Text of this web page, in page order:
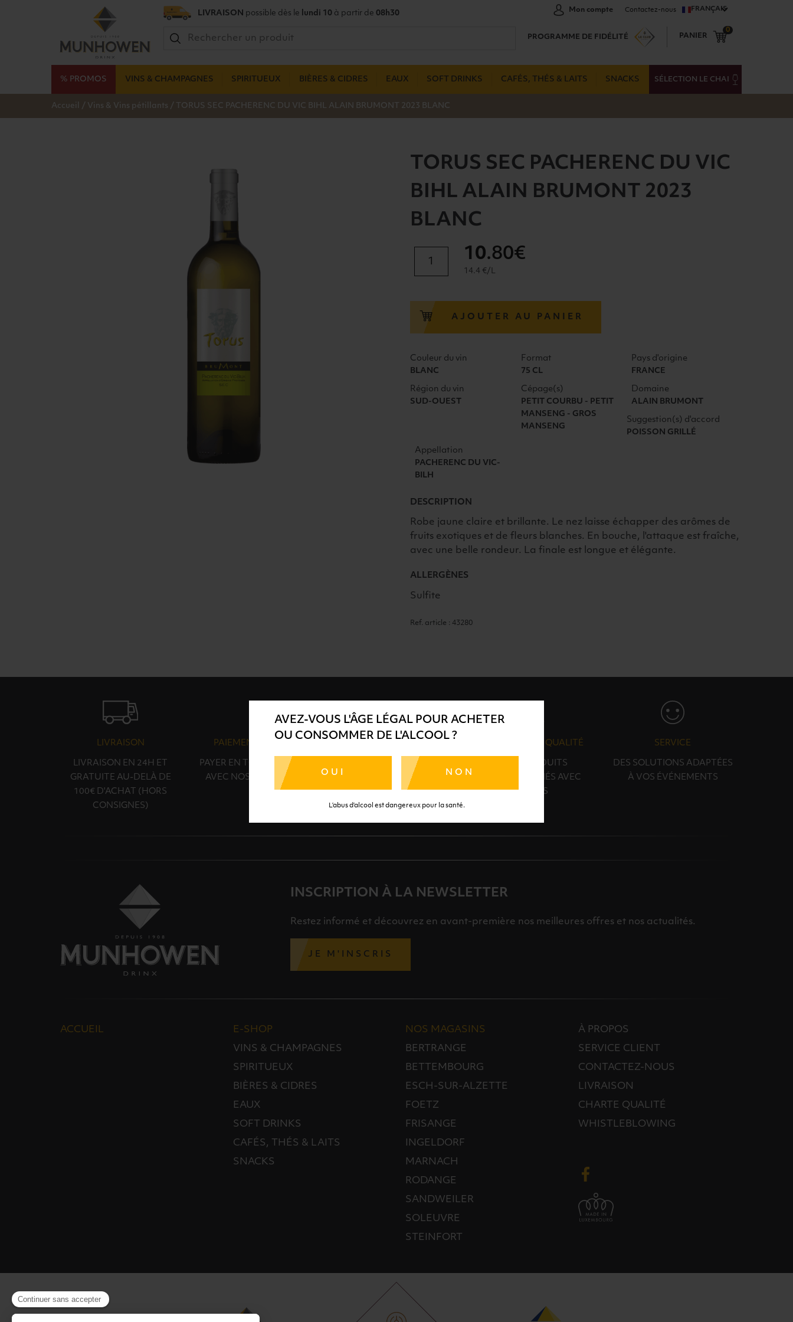
AVEZ-VOUS L'ÂGE LÉGAL POUR ACHETER
OU CONSOMMER DE L'ALCOOL ?
OUI NON
L’abus d’alcool est dangereux pour la santé.
LIVRAISON possible dès le lundi 10 à partir de 08h30 Mon compte Contactez-nous FRANÇAIS
PROGRAMME DE FIDÉLITÉ PANIER
0
% PROMOS VINS & CHAMPAGNES SPIRITUEUX BIÈRES & CIDRES EAUX SOFT DRINKS CAFÉS, THÉS & LAITS SNACKS SÉLECTION LE CHAI
Accueil / Vins & Vins pétillants / TORUS SEC PACHERENC DU VIC BIHL ALAIN BRUMONT 2023 BLANC
TORUS SEC PACHERENC DU VIC
BIHL ALAIN BRUMONT 2023
BLANC
PACHERENC
DU
BIHL
ALAIN
2023
10.80€
14.4 €/L
AJOUTER AU PANIER
Couleur du vin
BLANC
Format
75 CL
Pays d'origine
FRANCE
Région du vin
SUD-OUEST
Cépage(s)
PETIT COURBU - PETIT
MANSENG - GROS
MANSENG
Domaine
ALAIN BRUMONT
Suggestion(s) d'accord
POISSON GRILLÉ
Appellation
PACHERENC DU VIC-
BILH
DESCRIPTION
Robe jaune claire et brillante. Le nez laisse échapper des arômes de
fruits exotiques et de fleurs blanches. En bouche, l'attaque est fraîche,
avec une belle rondeur. La finale est longue et élégante.
ALLERGÈNES
Sulfite
Ref. article : 43280
LIVRAISON
LIVRAISON EN 24H ET
GRATUITE AU-DELÀ DE
100€ D'ACHAT (HORS
CONSIGNES)
PAIEMENT SÉCURISÉ
PAYER EN TOUTE SÉRÉNITÉ
AVEC NOS PARTENAIRES
NOS CONSEILLERS SONT À
VOTRE DISPOSITION
SÉLECTION & QUALITÉ
DES PRODUITS
SÉLECTIONNÉS AVEC
SOINS
SERVICE
DES SOLUTIONS ADAPTÉES
À VOS ÉVÉNEMENTS
INSCRIPTION À LA NEWSLETTER
Restez informé et découvrez en avant-première nos meilleures offres et nos actualités.
JE M'INSCRIS
ACCUEIL
E-SHOP
VINS & CHAMPAGNES
SPIRITUEUX
BIÈRES & CIDRES
EAUX
SOFT DRINKS
CAFÉS, THÉS & LAITS
SNACKS
NOS MAGASINS
BERTRANGE
BETTEMBOURG
ESCH-SUR-ALZETTE
FOETZ
FRISANGE
INGELDORF
MARNACH
RODANGE
SANDWEILER
SOLEUVRE
STEINFORT
À PROPOS
SERVICE CLIENT
CONTACTEZ-NOUS
LIVRAISON
CHARTE QUALITÉ
WHISTLEBLOWING